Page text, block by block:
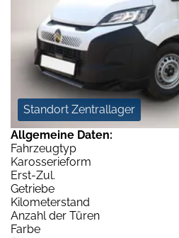
Standort Zentrallager
Allgemeine Daten:
Fahrzeugtyp
Karosserieform
Erst-Zul.
Getriebe
Kilometerstand
Anzahl der Türen
Farbe